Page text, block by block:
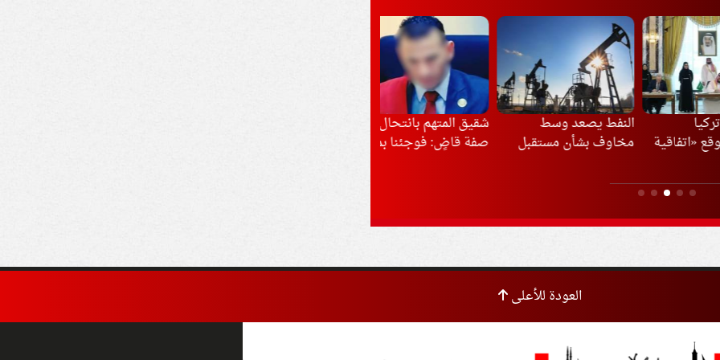
النفط يصعد وسط
مخاوف بشأن مستقبل
شقيق المتهم بانتحال
صفة قاضٍ: فوجئنا بما
العودة للأعلى